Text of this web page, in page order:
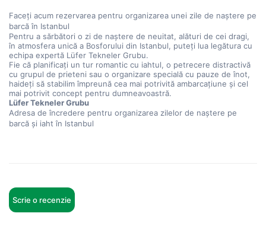
Faceți acum rezervarea pentru organizarea unei zile de naștere pe
barcă în Istanbul
Pentru a sărbători o zi de naștere de neuitat, alături de cei dragi,
în atmosfera unică a Bosforului din Istanbul, puteți lua legătura cu
echipa expertă Lüfer Tekneler Grubu.
Fie că planificați un tur romantic cu iahtul, o petrecere distractivă
cu grupul de prieteni sau o organizare specială cu pauze de înot,
haideți să stabilim împreună cea mai potrivită ambarcațiune și cel
mai potrivit concept pentru dumneavoastră.
Lüfer Tekneler Grubu
Adresa de încredere pentru organizarea zilelor de naștere pe
barcă și iaht în Istanbul
Scrie o recenzie